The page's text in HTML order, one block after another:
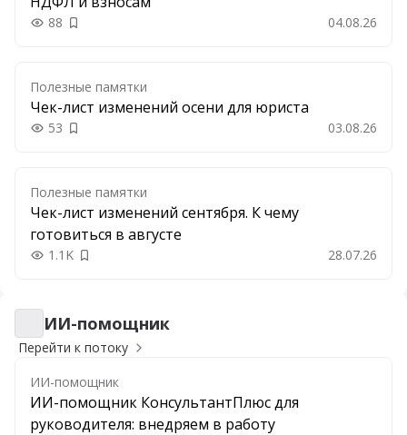
88 Добавить в закладки 04.08.26
Полезные памятки
Чек-лист изменений осени для юриста
53 Добавить в закладки 03.08.26
Полезные памятки
Чек-лист изменений сентября. К чему
готовиться в августе
1.1K Добавить в закладки 28.07.26
ИИ-помощник
ИИ-помощник
Перейти к потоку
ИИ-помощник
ИИ-помощник КонсультантПлюс для
руководителя: внедряем в работу